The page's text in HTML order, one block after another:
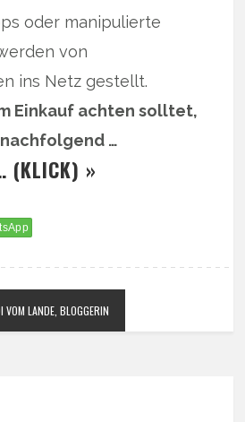
oder manipulierte
von
ins Netz gestellt.
Einkauf achten solltet,
…
(KLICK) »
VOM LANDE, BLOGGERIN